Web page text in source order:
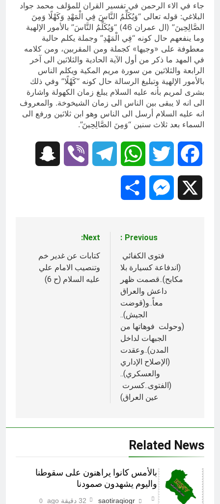
جاء في الاء الرحمن في تفسير القران للمؤلف محمد جواد
البلاغي: قوله تعالى “وَيُكَلِّمُ النَّاسَ فِي الْمَهْدِ وَكَهْلًا وَمِنَ
الصَّالِحِينَ” (ال عمران 46) “وَيُكَلِّمُ النَّاسَ‏” بالأمور الإلهية
وما ينفعهم حال كونه‏ “فِي الْمَهْدِ” وجملة يكلم حالية
معطوفة على «وجيها» كجملة ومن المقربين، ومن كلامه
في المهد ما ذكر من أول الآية الحادية والثلاثين الى آخر
الرابعة والثلاثين من سورة مريم المكية ويكلم الناس
بالأمور الإلهية وتبليغ الرسالة حال كونه‏ “كَهْلًا” وفي ذلك
بشرى لمريم بأنه عليه السلام يبلغ زمان الكهولة واشارة
الى انه لا يبقى بين الناس الى زمان الشيخوخة. والمعروف
انه عليه السلام أرسل الى الناس وهو ابن ثلاثين ورفع الى
السماء بعد ثلاث سنين‏ “وَمِنَ الصَّالِحِينَ”.
Facebook
Twitter
WhatsApp
Telegram
Viber
Messenger
المقالات
Previous:
فتوى الكفائي
(اندفاعة كسيارة بلا
مكابح)..قصمت ظهر
داعش والعراق
معاً..و(قوضت
الجيش)..
(وحولت فوهاتها من
الجبهات لداخل
المدن)..وعقدت
(الإصلاح الإداري
والعسكري)..
(الفتوى..كسرت
عين العراق)
Next:
كتابات عن غدير خم
وتنصيب الامام علي
عليه السلام (ح 6)
Related News
بالأمس كانوا يراهنون على سقوطنا
واليوم يشهدون صمودنا
saotiraqiogr 32 دقيقة ago 0